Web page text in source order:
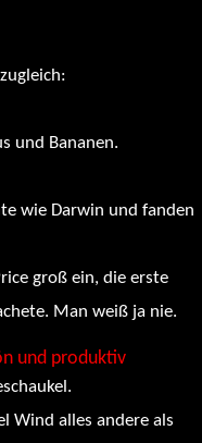
und Bananen.
wie Darwin und fanden
groß ein, die erste
Man weiß ja nie.
und produktiv
Wind alles andere als